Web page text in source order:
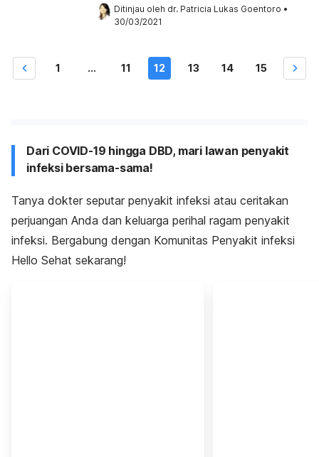
Ditinjau oleh dr. Patricia Lukas Goentoro •
30/03/2021
1 ... 11 12 13 14 15
Dari COVID-19 hingga DBD, mari lawan penyakit
infeksi bersama-sama!
Tanya dokter seputar penyakit infeksi atau ceritakan
perjuangan Anda dan keluarga perihal ragam penyakit
infeksi. Bergabung dengan Komunitas Penyakit infeksi
Hello Sehat sekarang!